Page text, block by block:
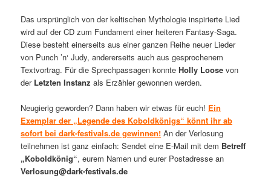
Das ursprünglich von der keltischen Mythologie inspirierte Lied
wird auf der CD zum Fundament einer heiteren Fantasy-Saga.
Diese besteht einerseits aus einer ganzen Reihe neuer Lieder
von Punch ’n‘ Judy, andererseits auch aus gesprochenem
Textvortrag. Für die Sprechpassagen konnteHolly Loose von
derLetzten Instanz als Erzähler gewonnen werden.
Neugierig geworden? Dann haben wir etwas für euch! Ein
Exemplar der „Legende des Koboldkönigs“ könnt ihr ab
sofort bei dark-festivals.de gewinnen! An der Verlosung
teilnehmen ist ganz einfach: Sendet eine E-Mail mit dem Betreff
„Koboldkönig“, eurem Namen und eurer Postadresse an
Verlosung@dark-festivals.de